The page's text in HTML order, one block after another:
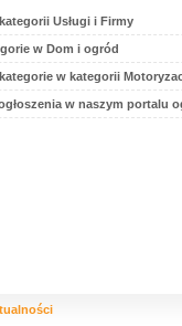
Usługi i Firmy
w Dom i ogród
w kategorii
w naszym portalu